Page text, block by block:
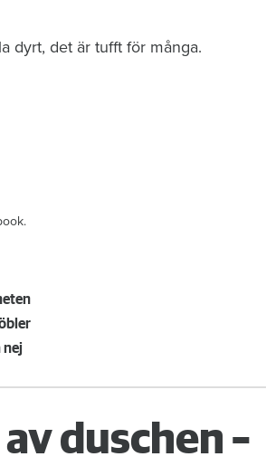
dyrt, det är tufft för många.
nej
duschen –